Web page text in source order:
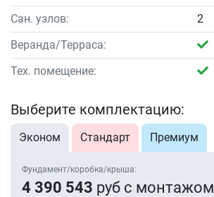
Сан. узлов:
2
Веранда/Терраса:
Тех. помещение:
Выберите комплектацию:
Эконом Стандарт Премиум
Фундамент/коробка/крыша:
4 390 543 руб с монтажом